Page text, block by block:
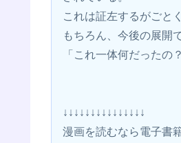
これは証左するがごと
もちろん、今後の展開
「これ一体何だったの
↓↓↓↓↓↓↓↓↓↓↓↓↓↓↓
漫画を読むなら電子書